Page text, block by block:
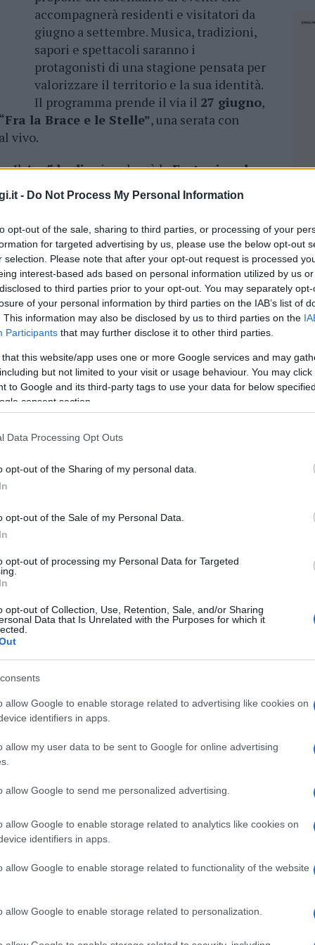
- Do Not Process My Personal Information
opt-out of the sale, sharing to third parties, or processing of your
for targeted advertising by us, please use the below opt-out
selection. Please note that after your opt-out request is processed
interest-based ads based on personal information utilized by us
to third parties prior to your opt-out. You may separately
of your personal information by third parties on the IAB’s list of
This information may also be disclosed by us to third parties on the
Participants that may further disclose it to other third parties.
that this website/app uses one or more Google services and may
but not limited to your visit or usage behaviour. You may
to Google and its third-party tags to use your data for below
consent section.
Data Processing Opt Outs
opt-out of the Sharing of my personal data.
opt-out of the Sale of my Personal Data.
opt-out of processing my Personal Data for Targeted
opt-out of Collection, Use, Retention, Sale, and/or Sharing
Data that Is Unrelated with the Purposes for which it
allow Google to enable storage related to advertising like cookies on
identifiers in apps.
allow my user data to be sent to Google for online advertising
allow Google to send me personalized advertising.
allow Google to enable storage related to analytics like cookies on
identifiers in apps.
allow Google to enable storage related to functionality of the website
allow Google to enable storage related to personalization.
accompagnerà residenti e visitatori da
giugno a settembre. Musica, tradizioni,
sapori e spettacoli saranno i
protagonisti di una stagione pensata per
valorizzare il territorio e la sua identità.
Il programma prende il via il 27 giugno,
“Fra la Brace e le Stelle”, una serata con
vivo.
Il4 e 5 lugliosi svolgerà laFesta rionale
Santa Messa, processione, spettacoli
sport sarà protagonista con il 7° memorial
Riccio. Il
7° Torneo Rodeo Open Città
e 12 luglio. L’ 11 luglio il rione San Paolo
tradizionale e intrattenimento musicale.
in Locusantu”, in programma il18
le vie del centro con artigiani,
stand gastronomici. Un appuntamento che
della tradizione. Il2 agostosi terrà la
mentre il7 agostosarà la volta di“Calici
di vini e prodotti tipici del
Santu Chilgu, accompagnato da street
Il
22 agosto spazio invece ai più
. A chiudere il mese sarà la
con la storica
il19 settembrela stagione si concluderà
Vespa, street food e musica.
il lavoro della Pro Loco di Luogosanto e
che con passione e impegno continua a
tradizioni, cultura e capacità di
Luogosantesi, frà manifestazioni
per i più dinamici, feste rionali che ci fanno
il Presidente della Pro Loco-
capaci di soddisfare i palati più
vivere forti emozioni, il tutto nella
a tutte le associazioni del paese e non
invitano tutti coloro vogliano
tutto ciò che serve per accontentare i gusti